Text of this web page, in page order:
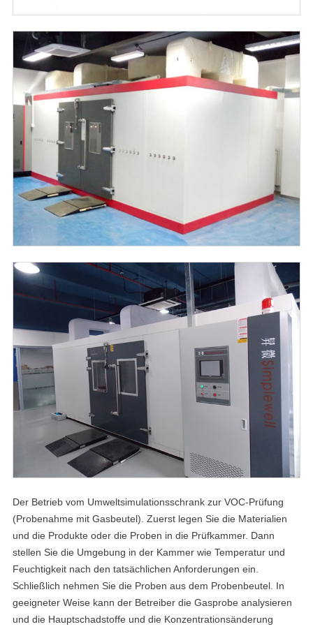
Der Betrieb vom Umweltsimulationsschrank zur VOC-Prüfung
(Probenahme mit Gasbeutel). Zuerst legen Sie die Materialien
und die Produkte oder die Proben in die Prüfkammer. Dann
stellen Sie die Umgebung in der Kammer wie Temperatur und
Feuchtigkeit nach den tatsächlichen Anforderungen ein.
Schließlich nehmen Sie die Proben aus dem Probenbeutel. In
geeigneter Weise kann der Betreiber die Gasprobe analysieren
und die Hauptschadstoffe und die Konzentrationsänderung